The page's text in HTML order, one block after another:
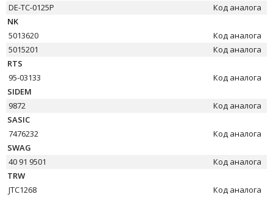
DE-TC-0125P
Код аналога
NK
5013620
Код аналога
5015201
Код аналога
RTS
95-03133
Код аналога
SIDEM
9872
Код аналога
SASIC
7476232
Код аналога
SWAG
40 91 9501
Код аналога
TRW
JTC1268
Код аналога